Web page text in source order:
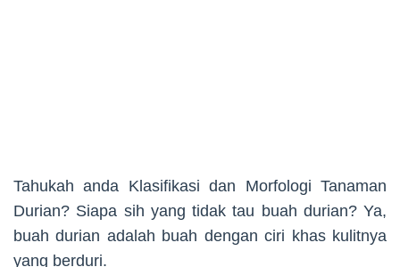
Tahukah anda Klasifikasi dan Morfologi Tanaman
Durian? Siapa sih yang tidak tau buah durian? Ya,
buah durian adalah buah dengan ciri khas kulitnya
yang berduri.